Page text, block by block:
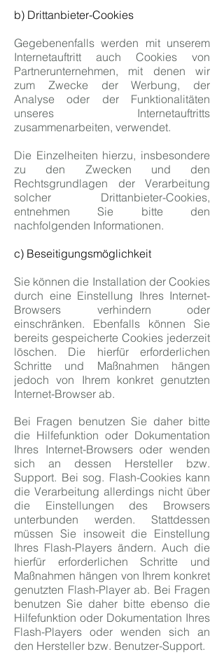
b) Drittanbieter-Cookies
Gegebenenfalls werden mit unserem
Internetauftritt auch Cookies von
Partnerunternehmen, mit denen wir
zum Zwecke der Werbung, der
Analyse oder der Funktionalitäten
unseres Internetauftritts
zusammenarbeiten, verwendet.
Die Einzelheiten hierzu, insbesondere
zu den Zwecken und den
Rechtsgrundlagen der Verarbeitung
solcher Drittanbieter-Cookies,
entnehmen Sie bitte den
nachfolgenden Informationen.
c) Beseitigungsmöglichkeit
Sie können die Installation der Cookies
durch eine Einstellung Ihres Internet-
Browsers verhindern oder
einschränken. Ebenfalls können Sie
bereits gespeicherte Cookies jederzeit
löschen. Die hierfür erforderlichen
Schritte und Maßnahmen hängen
jedoch von Ihrem konkret genutzten
Internet-Browser ab.
Bei Fragen benutzen Sie daher bitte
die Hilfefunktion oder Dokumentation
Ihres Internet-Browsers oder wenden
sich an dessen Hersteller bzw.
Support. Bei sog. Flash-Cookies kann
die Verarbeitung allerdings nicht über
die Einstellungen des Browsers
unterbunden werden. Stattdessen
müssen Sie insoweit die Einstellung
Ihres Flash-Players ändern. Auch die
hierfür erforderlichen Schritte und
Maßnahmen hängen von Ihrem konkret
genutzten Flash-Player ab. Bei Fragen
benutzen Sie daher bitte ebenso die
Hilfefunktion oder Dokumentation Ihres
Flash-Players oder wenden sich an
den Hersteller bzw. Benutzer-Support.